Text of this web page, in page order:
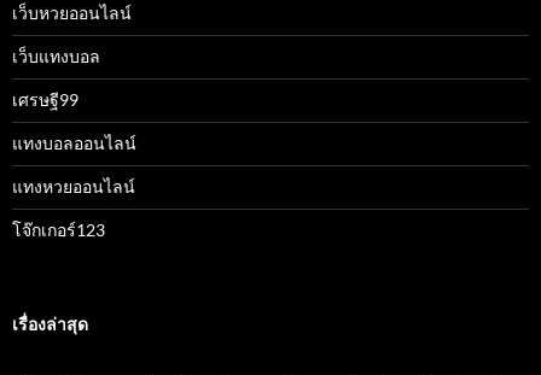
เว็บหวยออนไลน์
เว็บแทงบอล
เศรษฐี99
แทงบอลออนไลน์
แทงหวยออนไลน์
โจ๊กเกอร์123
เรื่องล่าสุด